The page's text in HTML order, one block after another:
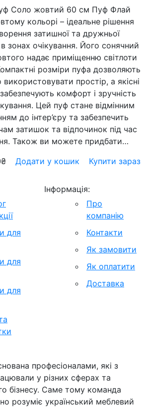
Соло жовтий 60 см Пуф Флай
кольорі – ідеальне рішення
затишної та дружньої
зонах очікування. Його сонячний
надає приміщенню світлоти
розміри пуфа дозволяють
простір, а якісні
комфорт і зручність
Цей пуф стане відмінним
до інтер’єру та забезпечить
затишок та відпочинок під час
Також ви можете придбати…
₴ Додати у кошик Купити зараз
для
для
для
Інформація:
Про
компанію
Контакти
Як замовити
Як оплатити
Доставка
професіоналами, які з
у різних сферах та
бізнесу. Саме тому команда
розуміє український меблевий